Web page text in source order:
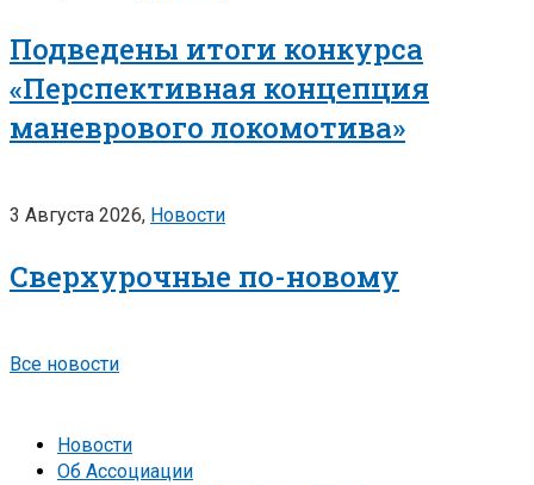
Подведены итоги конкурса
«Перспективная концепция
маневрового локомотива»
3 Августа 2026, Новости
Сверхурочные по-новому
Все новости
Новости
Об Ассоциации